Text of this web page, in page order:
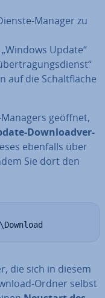
Manager zu
Update“
auf die Schalt­flä­che
geöffnet,
Down­load­ver­
ebenfalls über
Sie dort den
die sich in diesem
Ordner selbst